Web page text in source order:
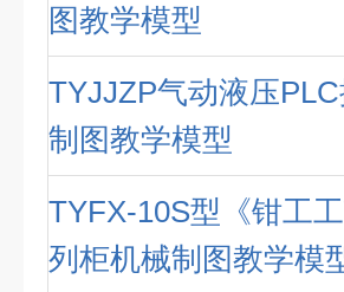
图教学模型
TYJJZP气动液压
制图教学模型
TYFX-10S型《钳工
列柜机械制图教学模